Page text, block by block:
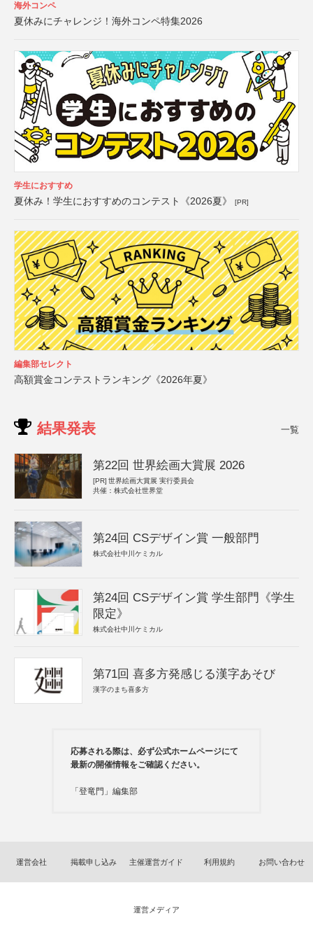
海外コンペ
夏休みにチャレンジ！海外コンペ特集2026
学生におすすめ
夏休み！学生におすすめのコンテスト《2026夏》 [PR]
編集部セレクト
高額賞金コンテストランキング《2026年夏》
結果発表 一覧
第22回 世界絵画大賞展 2026
[PR] 世界絵画大賞展 実行委員会
共催：株式会社世界堂
第24回 CSデザイン賞 一般部門
株式会社中川ケミカル
第24回 CSデザイン賞 学生部門《学生
限定》
株式会社中川ケミカル
第71回 喜多方発感じる漢字あそび
漢字のまち喜多方
応募される際は、必ず公式ホームページにて
最新の開催情報をご確認ください。
「登竜門」編集部
運営会社 掲載申し込み 主催運営ガイド 利用規約 お問い合わせ
運営メディア